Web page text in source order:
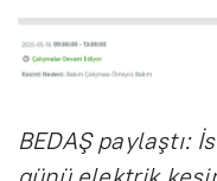
BEDAŞ paylaştı: